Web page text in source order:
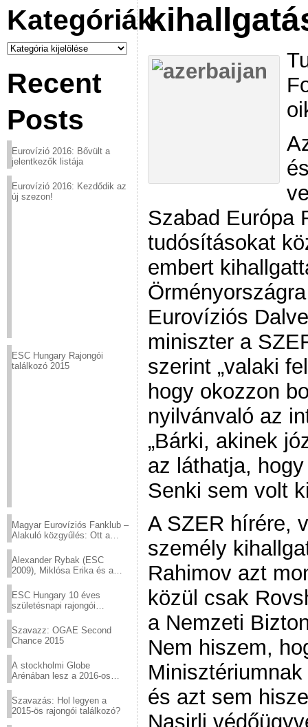
Kategóriák
Kategóriák
Recent
Posts
Eurovízió 2016: Bővült a
jelentkezők listája
Eurovízió 2016: Kezdődik az
új szezon!
ESC Hungary Rajongói
találkozó 2015
Magyar Eurovíziós Fanklub –
Alakuló közgyűlés: Ott a
Alexander Rybak (ESC
2009), Miklósa Erika és a
sztárjai a Margitszigeten
ESC Hungary 10 éves
születésnapi rajongói
Szavazz: OGAE Second
Chance 2015
A stockholmi Globe
Arénában lesz a 2016-os
Szavazás: Hol legyen a
2015-ös rajongói találkozó?
Szabad Európa
tudósításokat
embert
Eurovíziós
miniszter a
szerint „valaki
hogy okozzon
nyilvánvaló az
„Bárki, akinek
az láthatja,
Senki sem volt
A SZER hírére,
személy
Rahimov azt
közül csak
a Nemzeti
Nem hiszem,
és azt sem
Nasirli